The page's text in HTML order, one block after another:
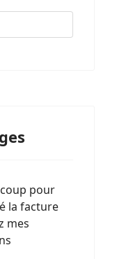
pour
la facture
mes